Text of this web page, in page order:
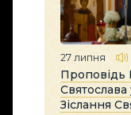
27 липня
Проповідь
Зіслання